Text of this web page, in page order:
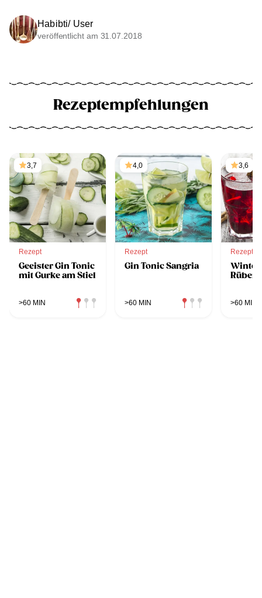
Habibti/ User
veröffentlicht am 31.07.2018
Rezeptempfehlungen
3,7
Rezept
Geeister Gin Tonic
mit Gurke am Stiel
>60 MIN
4,0
Rezept
Gin Tonic Sangria
>60 MIN
3,6
Rezept
Rüben
>60 MIN